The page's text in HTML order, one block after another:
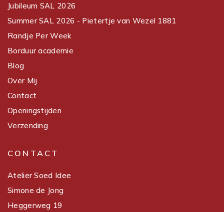
Jubileum SAL 2026
Summer SAL 2026 - Pietertje van Wezel 1881
Randje Per Week
Borduur academie
Blog
Over Mij
Contact
Openingstijden
Verzending
CONTACT
Atelier Soed Idee
Simone de Jong
Heggerweg 19